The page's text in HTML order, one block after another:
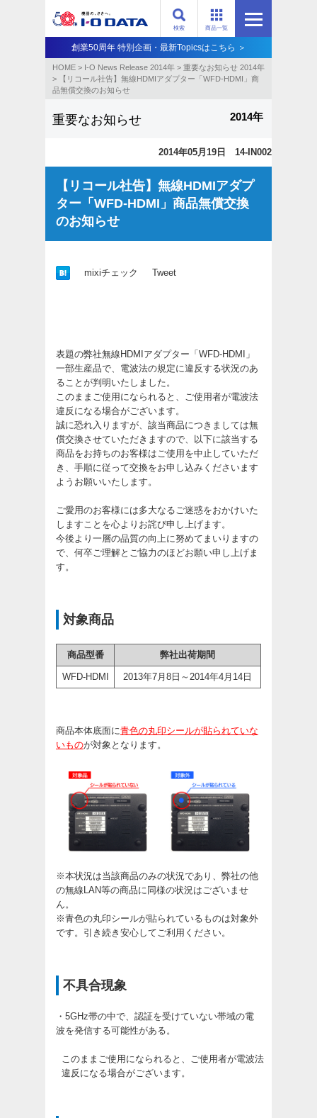
商品一覧
検索
創業50周年 特別企画・最新Topicsはこちら ＞
HOME > I-O News Release 2014年 > 重要なお知らせ 2014年
>
【リコール社告】無線HDMIアダプター「WFD-HDMI」商
品無償交換のお知らせ
重要なお知らせ 2014年
2014年05月19日 14-IN002
【リコール社告】無線HDMIアダプ
ター「WFD-HDMI」商品無償交換
のお知らせ
mixiチェック Tweet
表題の弊社無線HDMIアダプター「WFD-HDMI」
一部生産品で、電波法の規定に違反する状況のあ
ることが判明いたしました。
このままご使用になられると、ご使用者が電波法
違反になる場合がございます。
誠に恐れ入りますが、該当商品につきましては無
償交換させていただきますので、以下に該当する
商品をお持ちのお客様はご使用を中止していただ
き、手順に従って交換をお申し込みくださいます
ようお願いいたします。
ご愛用のお客様には多大なるご迷惑をおかけいた
しますことを心よりお詫び申し上げます。
今後より一層の品質の向上に努めてまいりますの
で、何卒ご理解とご協力のほどお願い申し上げま
す。
対象商品
商品型番 弊社出荷期間
WFD-HDMI 2013年7月8日～2014年4月14日
商品本体底面に青色の丸印シールが貼られていな
いものが対象となります。
※本状況は当該商品のみの状況であり、弊社の他
の無線LAN等の商品に同様の状況はございませ
ん。
※青色の丸印シールが貼られているものは対象外
です。引き続き安心してご利用ください。
不具合現象
・5GHz帯の中で、認証を受けていない帯域の電
波を発信する可能性がある。
このままご使用になられると、ご使用者が電波法
違反になる場合がございます。